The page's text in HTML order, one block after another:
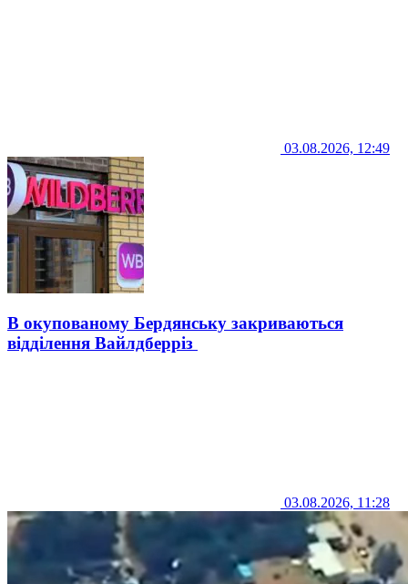
03.08.2026, 12:49
В окупованому Бердянську закриваються
відділення Вайлдберріз
03.08.2026, 11:28